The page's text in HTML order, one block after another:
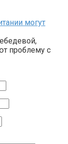
могут
проблему с